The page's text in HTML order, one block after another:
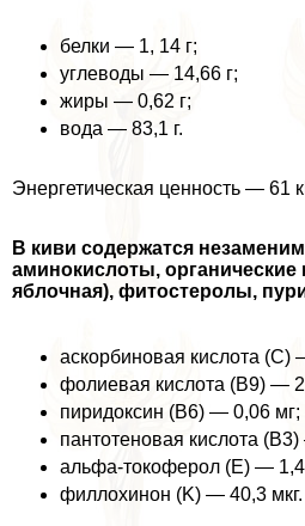
белки — 1, 14 г;
углеводы — 14,66 г;
жиры — 0,62 г;
вода — 83,1 г.
Энергетическая ценность — 61
В киви содержатся
аминокислоты,
яблочная), фитостеролы,
аскорбиновая кислота (C)
фолиевая кислота (B9) —
пиридоксин (B6) — 0,06 мг;
пантотеновая кислота
альфа-токоферол (E) —
филлохинон (K) — 40,3 мкг.